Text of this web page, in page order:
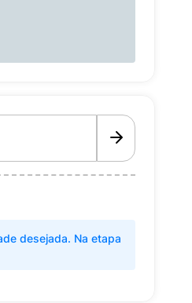
desejada. Na etapa